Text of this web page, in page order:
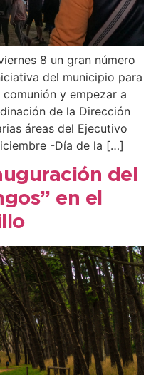
8 un gran número
del municipio para
y empezar a
de la Dirección
áreas del Ejecutivo
-Día de la […]
del
en el